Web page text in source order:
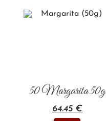
50 Margarita 50g
64.45 €